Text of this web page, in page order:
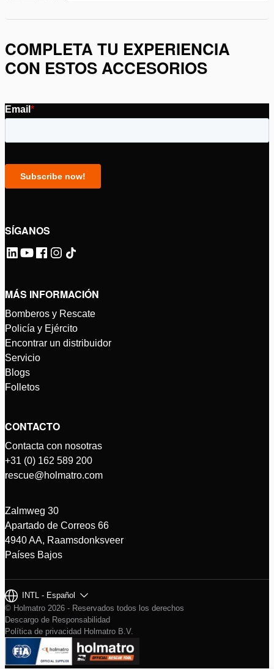
COMPLETA TU EXPERIENCIA
CON ESTOS ACCESORIOS
SÍGANOS
MÁS INFORMACIÓN
Bomberos y Rescate
Policía y Ejército
Encontrar un distribuidor
Servicio
Blogs
Folletos
CONTACTO
Contacta con nosotras
+31 (0) 162 589 200
rescue@holmatro.com
Zalmweg 30
Apartado de Correos 66
4940 AA, Raamsdonksveer
Países Bajos
INTL - Español
© Holmatro 2026 - Reservados todos los derechos
Descargo de Responsabilidad
Política de privacidad Holmatro B.V.